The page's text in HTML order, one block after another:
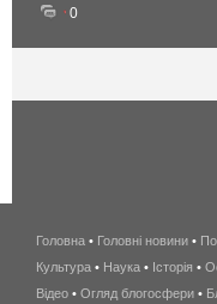
0
Головна • Головні новини •
Культура • Наука • Історія •
Відео • Огляд блогосфери •